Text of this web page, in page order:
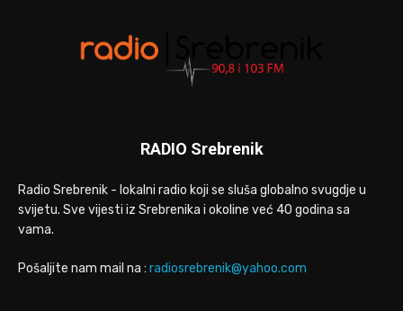
RADIO Srebrenik
Radio Srebrenik - lokalni radio koji se sluša globalno svugdje u
svijetu. Sve vijesti iz Srebrenika i okoline već 40 godina sa
vama.
Pošaljite nam mail na : radiosrebrenik@yahoo.com